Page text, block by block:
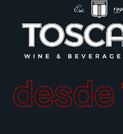
desde